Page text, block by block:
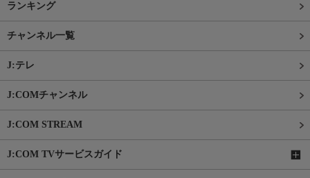
ランキング
チャンネル一覧
J:テレ
J:COMチャンネル
J:COM STREAM
J:COM TVサービスガイド